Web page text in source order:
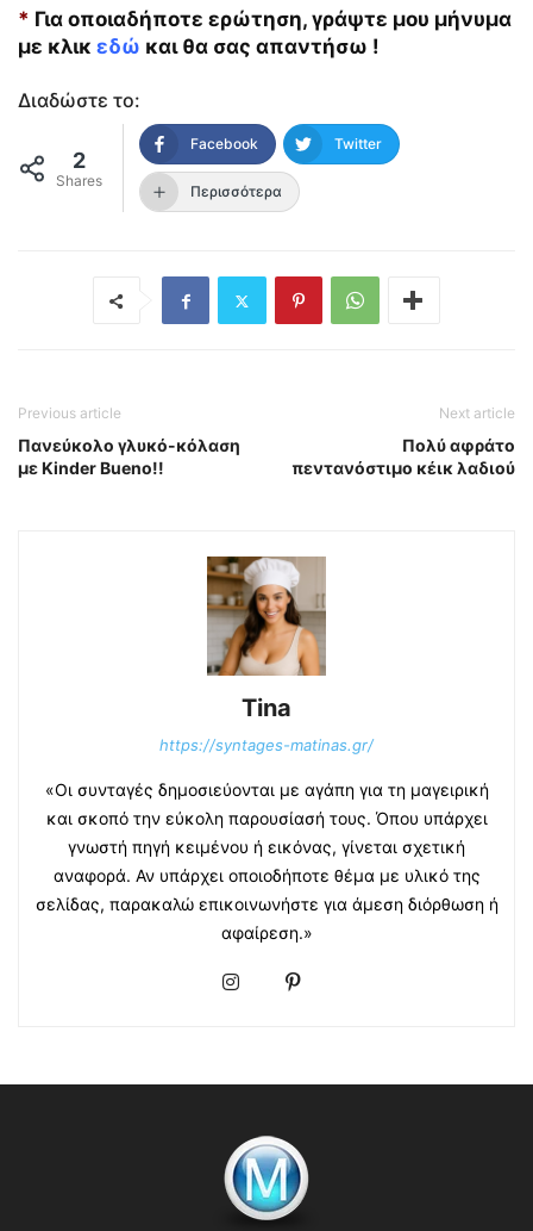
* Για οποιαδήποτε ερώτηση, γράψτε μου μήνυμα
με κλικ εδώ και θα σας απαντήσω !
Διαδώστε το:
2
Shares
Facebook Twitter
Περισσότερα
Previous article
Πανεύκολο γλυκό-κόλαση
με Kinder Bueno!!
Next article
Πολύ αφράτο
πεντανόστιμο κέικ λαδιού
Tina
https://syntages-matinas.gr/
«Οι συνταγές δημοσιεύονται με αγάπη για τη μαγειρική
και σκοπό την εύκολη παρουσίασή τους. Όπου υπάρχει
γνωστή πηγή κειμένου ή εικόνας, γίνεται σχετική
αναφορά. Αν υπάρχει οποιοδήποτε θέμα με υλικό της
σελίδας, παρακαλώ επικοινωνήστε για άμεση διόρθωση ή
αφαίρεση.»